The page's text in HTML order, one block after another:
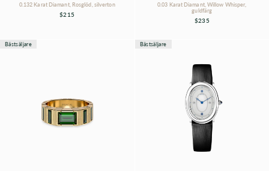
0.132 Karat Diamant, Rosglöd, silverton
$215
0.03 Karat Diamant, Willow Whisper,
guldfärg
$235
Bästsäljare Bästsäljare